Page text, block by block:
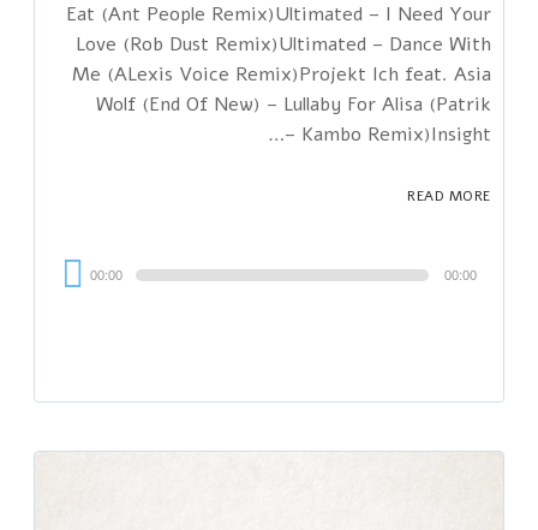
Eat (Ant People Remix)Ultimated – I Need Your
Love (Rob Dust Remix)Ultimated – Dance With
Me (ALexis Voice Remix)Projekt Ich feat. Asia
Wolf (End Of New) – Lullaby For Alisa (Patrik
Kambo Remix)Insight –…
READ MORE
00:00 00:00